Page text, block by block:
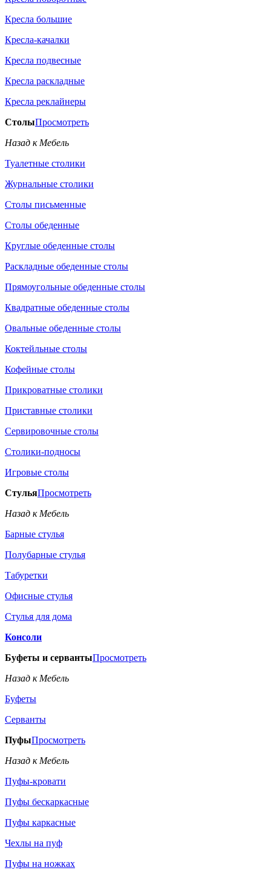
Кресла большие
Кресла-качалки
Кресла подвесные
Кресла раскладные
Кресла реклайнеры
СтолыПросмотреть
Назад к Мебель
Туалетные столики
Журнальные столики
Столы письменные
Столы обеденные
Круглые обеденные столы
Раскладные обеденные столы
Прямоугольные обеденные столы
Квадратные обеденные столы
Овальные обеденные столы
Коктейльные столы
Кофейные столы
Прикроватные столики
Приставные столики
Сервировочные столы
Столики-подносы
Игровые столы
СтульяПросмотреть
Назад к Мебель
Барные стулья
Полубарные стулья
Табуретки
Офисные стулья
Стулья для дома
Консоли
Буфеты и сервантыПросмотреть
Назад к Мебель
Буфеты
Серванты
ПуфыПросмотреть
Назад к Мебель
Пуфы-кровати
Пуфы бескаркасные
Пуфы каркасные
Чехлы на пуф
Пуфы на ножках